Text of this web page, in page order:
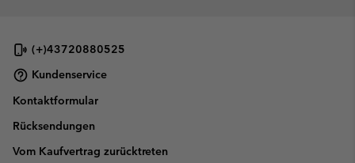
(+)43720880525
Kundenservice
Kontaktformular
Rücksendungen
Vom Kaufvertrag zurücktreten